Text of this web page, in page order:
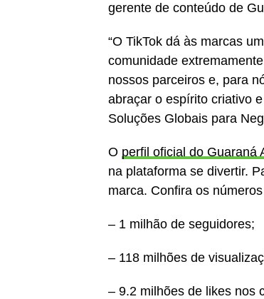
gerente de conteúdo de
“O TikTok dá às marcas
comunidade
nossos parceiros e, para
abraçar o espírito criativo
Soluções Globais para
O perfil oficial do Guaraná
na plataforma se divertir.
marca. Confira os
– 1 milhão de seguidores;
– 118 milhões de
– 9.2 milhões de likes nos